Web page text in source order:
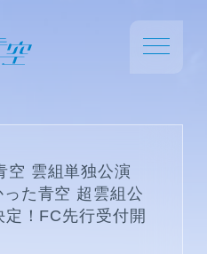
空 雲組単独公演
た青空 超雲組公
！FC先行受付開